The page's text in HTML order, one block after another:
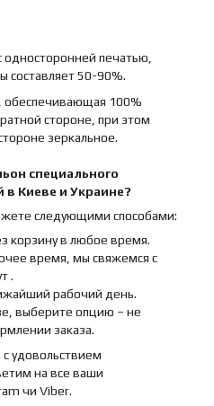
односторонней печатью,
составляет 50-90%.
обеспечивающая 100%
стороне, при этом
зеркальное.
специального
в Киеве и Украине?
следующими способами:
корзину в любое время.
время, мы свяжемся с
.
рабочий день.
выберите опцию – не
заказа.
удовольствием
на все ваши
чи Viber.